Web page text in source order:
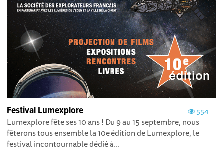
554
Festival Lumexplore
Lumexplore fête ses 10 ans ! Du 9 au 15 septembre, nous
fêterons tous ensemble la 10e édition de Lumexplore, le
festival incontournable dédié à...